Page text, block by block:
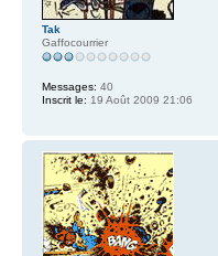
Tak
Gaffocourrier
Messages: 40
Inscrit le: 19 Août 2009 21:06